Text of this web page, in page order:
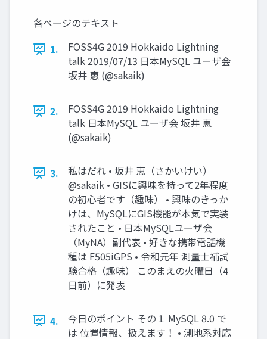
各ページのテキスト
1.
FOSS4G 2019 Hokkaido Lightning
talk 2019/07/13 日本MySQL ユーザ会
坂井 恵 (@sakaik)
2.
FOSS4G 2019 Hokkaido Lightning
talk 日本MySQL ユーザ会 坂井 恵
(@sakaik)
3.
私はだれ • 坂井 恵（さかいけい）
@sakaik • GISに興味を持って2年程度
の初心者です（趣味） • 興味のきっか
けは、MySQLにGIS機能が本気で実装
されたこと • 日本MySQLユーザ会
（MyNA）副代表 • 好きな携帯電話機
種は F505iGPS • 令和元年 測量士補試
験合格（趣味） このまえの火曜日（4
日前）に発表
4.
今日のポイント その１ MySQL 8.0 で
は 位置情報、扱えます！ • 測地系対応